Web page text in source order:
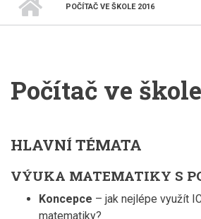
DROBEČKOVÁ
POČÍTAČ VE ŠKOLE 2016
Počítač ve
HLAVNÍ TÉMATA
VÝUKA MATEMATIKY S
Koncepce – jak nejlépe využít
matematiky?